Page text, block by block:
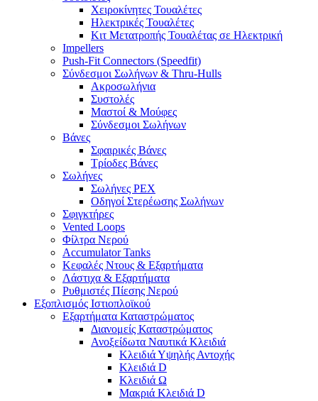
Χειροκίνητες Τουαλέτες
Ηλεκτρικές Τουαλέτες
Κιτ Μετατροπής Τουαλέτας σε Ηλεκτρική
Impellers
Push-Fit Connectors (Speedfit)
Σύνδεσμοι Σωλήνων & Thru-Hulls
Ακροσωλήνια
Συστολές
Μαστοί & Μούφες
Σύνδεσμοι Σωλήνων
Βάνες
Σφαιρικές Βάνες
Τρίοδες Βάνες
Σωλήνες
Σωλήνες PEX
Οδηγοί Στερέωσης Σωλήνων
Σφιγκτήρες
Vented Loops
Φίλτρα Νερού
Accumulator Tanks
Κεφαλές Ντους & Εξαρτήματα
Λάστιχα & Εξαρτήματα
Ρυθμιστές Πίεσης Νερού
Εξοπλισμός Ιστιοπλοϊκού
Εξαρτήματα Καταστρώματος
Διανομείς Καταστρώματος
Ανοξείδωτα Ναυτικά Κλειδιά
Κλειδιά Υψηλής Αντοχής
Κλειδιά D
Κλειδιά Ω
Μακριά Κλειδιά D